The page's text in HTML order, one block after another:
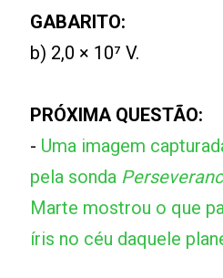
GABARITO:
b) 2,0 × 10⁷ V.
PRÓXIMA QUESTÃO:
- Uma imagem
pela sonda
Marte mostrou o que
íris no céu daquele